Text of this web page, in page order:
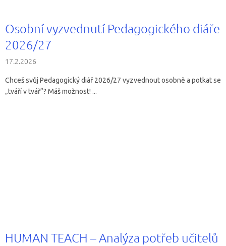
Osobní vyzvednutí Pedagogického diáře
2026/27
17.2.2026
Chceš svůj Pedagogický diář 2026/27 vyzvednout osobně a potkat se
„tváří v tvář“? Máš možnost! ...
HUMAN TEACH – Analýza potřeb učitelů